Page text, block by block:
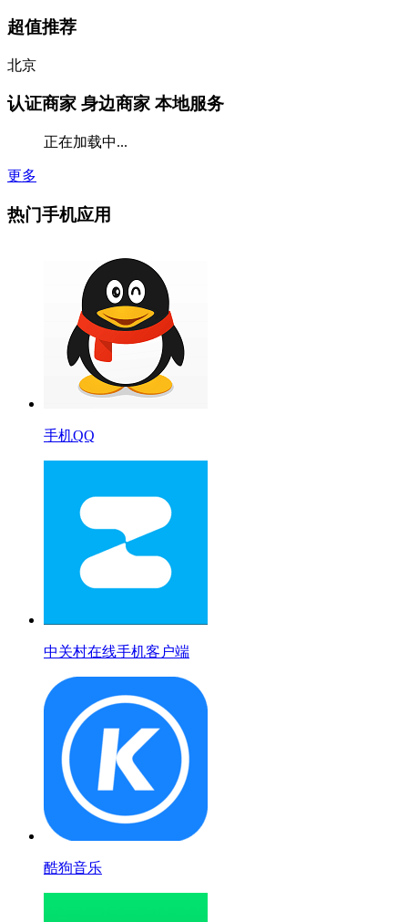
超值推荐
北京
认证商家 身边商家 本地服务
正在加载中...
更多
热门手机应用
手机QQ
中关村在线手机客户端
酷狗音乐